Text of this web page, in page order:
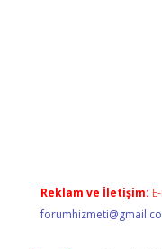
Reklam ve İletişim: